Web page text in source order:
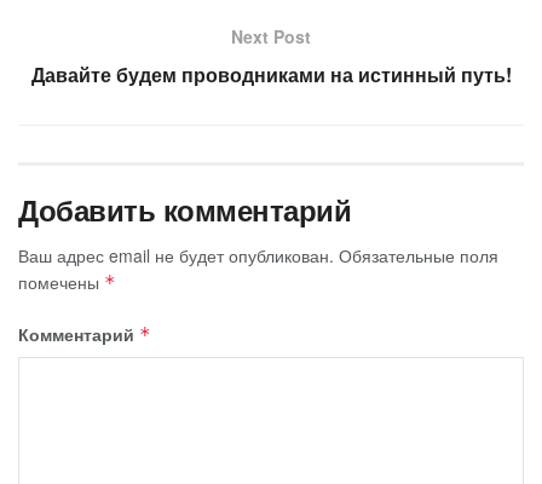
Next Post
Давайте будем проводниками на истинный путь!
Добавить комментарий
Ваш адрес email не будет опубликован. Обязательные поля
помечены *
Комментарий *